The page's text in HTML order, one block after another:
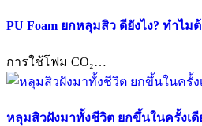
PU Foam ยกหลุมสิว ดียังไง? ทำไม
การใช้โฟม CO₂…
หลุมสิวฝังมาทั้งชีวิต ยกขึ้นในครั้งเดี